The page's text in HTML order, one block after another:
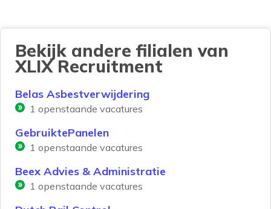
Bekijk andere filialen van
XLIX Recruitment
Belas Asbestverwijdering
1 openstaande vacatures
GebruiktePanelen
1 openstaande vacatures
Beex Advies & Administratie
1 openstaande vacatures